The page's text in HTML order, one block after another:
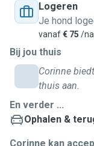
Logeren
Je hond
vanaf€ 75 /
Bij jou thuis
Corinne
thuis aan.
En verder ...
Ophalen &
Corinne kan